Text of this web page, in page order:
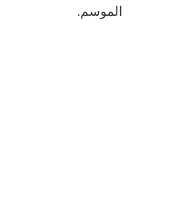
الموسم.